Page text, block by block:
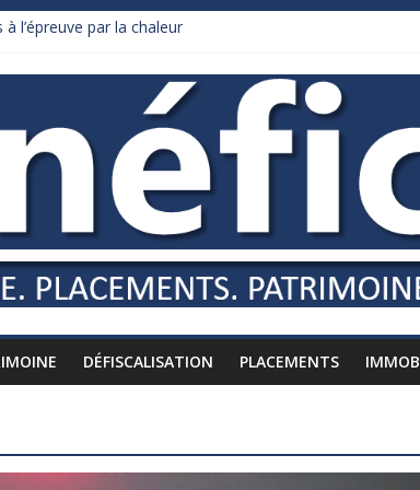
l’épreuve par la chaleur
recule sur l’impôt
qui ne touche presque rien
vers l’étranger
DÉFISCALISATION PLACEMENTS